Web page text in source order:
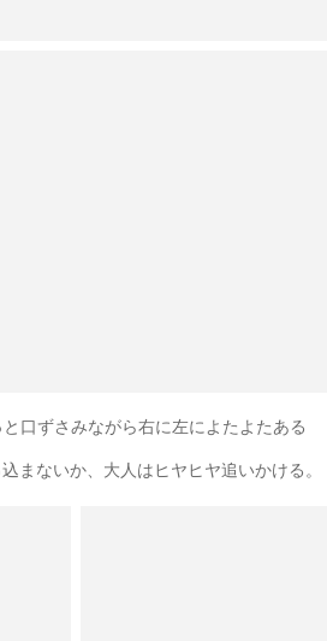
口ずさみながら右に左によたよたある
まないか、大人はヒヤヒヤ追いかける。